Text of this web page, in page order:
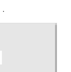
.